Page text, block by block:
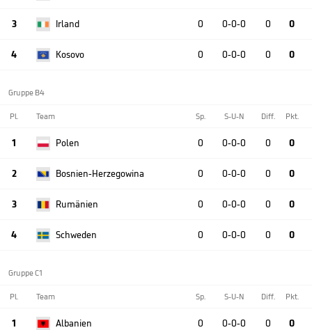
3 Irland 0 0-0-0 0 0
4 Kosovo 0 0-0-0 0 0
Gruppe B4
Pl. Team Sp. S-U-N Diff. Pkt.
1 Polen 0 0-0-0 0 0
2 Bosnien-Herzegowina 0 0-0-0 0 0
3 Rumänien 0 0-0-0 0 0
4 Schweden 0 0-0-0 0 0
Gruppe C1
Pl. Team Sp. S-U-N Diff. Pkt.
1 Albanien 0 0-0-0 0 0